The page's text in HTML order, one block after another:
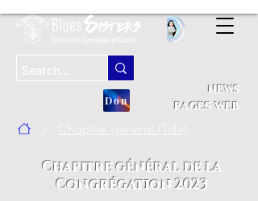
Don
news
pages web
Chapitre général (Title)
Chapitre général de la
Congrégation 2023